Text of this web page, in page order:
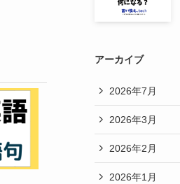
アーカイブ
2026年7月
2026年3月
2026年2月
2026年1月